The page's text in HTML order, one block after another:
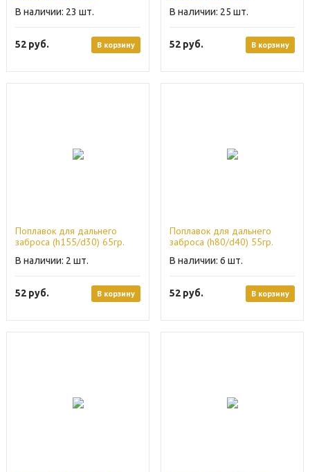
23
52 руб. В корзину
25
52 руб. В корзину
Поплавок для дальнего
заброса (h155/d30) 65гр.
2
52 руб. В корзину
Поплавок для дальнего
заброса (h80/d40) 55гр.
6
52 руб. В корзину